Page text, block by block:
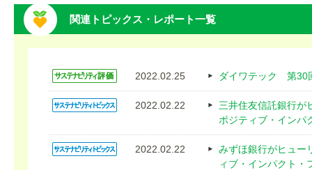
関連トピックス・レポート一覧
2022.02.25 ダイワテック 第30
2022.02.22
三井住友信託銀行が
ポジティブ・インパ
2022.02.22
みずほ銀行がヒュー
ィブ・インパクト・